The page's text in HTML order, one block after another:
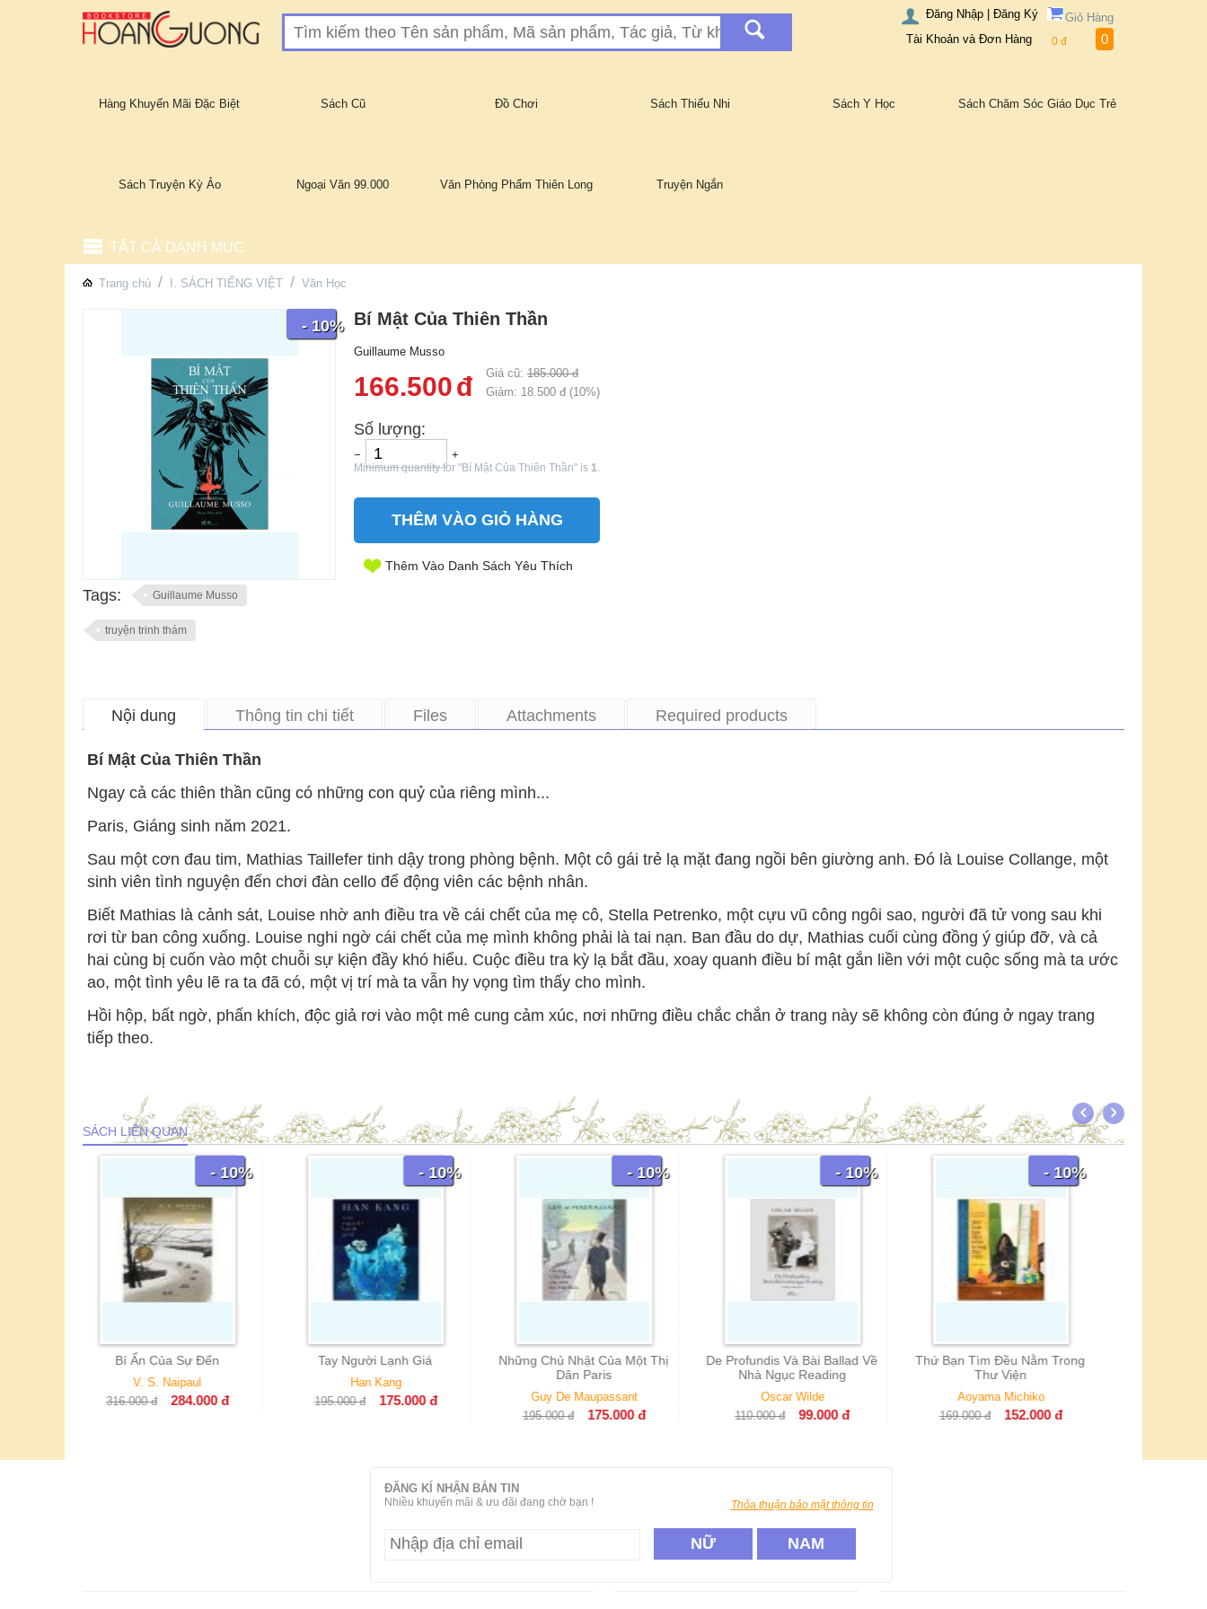
Giỏ Hàng
0đ 0
Đăng Nhập | Đăng Ký
Tài Khoản và Đơn Hàng
Hàng Khuyến Mãi Đặc Biệt Sách Cũ Đồ Chơi Sách Thiếu Nhi Sách Y Học Sách Chăm Sóc Giáo Dục Trẻ
Sách Truyện Kỳ Ảo Ngoại Văn 99.000 Văn Phòng Phẩm Thiên Long Truyện Ngắn
TẤT CẢ DANH MỤC
Trang chủ / I. SÁCH TIẾNG VIỆT / Văn Học
- 10%
Tags: Guillaume Musso
truyện trinh thám
Bí Mật Của Thiên Thần
Guillaume Musso
166.500đ Giá cũ: 185.000 đ
Giảm: 18.500 đ (10%)
Số lượng:
− +
Minimum quantity for "Bí Mật Của Thiên Thần" is 1.
THÊM VÀO GIỎ HÀNG
Thêm Vào Danh Sách Yêu Thích
Nội dung Thông tin chi tiết Files Attachments Required products
Bí Mật Của Thiên Thần
Ngay cả các thiên thần cũng có những con quỷ của riêng mình...
Paris, Giáng sinh năm 2021.
Sau một cơn đau tim, Mathias Taillefer tinh dậy trong phòng bệnh. Một cô gái trẻ lạ mặt đang ngồi bên giường anh. Đó là Louise Collange, một
sinh viên tình nguyện đến chơi đàn cello để động viên các bệnh nhân.
Biết Mathias là cảnh sát, Louise nhờ anh điều tra về cái chết của mẹ cô, Stella Petrenko, một cựu vũ công ngôi sao, người đã tử vong sau khi
rơi từ ban công xuống. Louise nghi ngờ cái chết của mẹ mình không phải là tai nạn. Ban đầu do dự, Mathias cuối cùng đồng ý giúp đỡ, và cả
hai cùng bị cuốn vào một chuỗi sự kiện đầy khó hiểu. Cuộc điều tra kỳ lạ bắt đầu, xoay quanh điều bí mật gắn liền với một cuộc sống mà ta ước
ao, một tình yêu lẽ ra ta đã có, một vị trí mà ta vẫn hy vọng tìm thấy cho mình.
Hồi hộp, bất ngờ, phấn khích, độc giả rơi vào một mê cung cảm xúc, nơi những điều chắc chắn ở trang này sẽ không còn đúng ở ngay trang
tiếp theo.
SÁCH LIÊN QUAN
Tay Người Lạnh Giá
Han Kang
195.000 đ 175.000
Những Chủ Nhật Của Một Thị
Guy De Maupassant
De Profundis Và Bài Ballad Về
Nhà Ngục Reading
Oscar Wilde
110.000 đ 99.000
Thứ Bạn Tìm Đều Nằm Trong
Thư Viện
Aoyama Michiko
169.000 đ 152.000
Mê Cung Cô Độc
Otavio Paz
173.000
ĐĂNG KÍ NHẬN BẢN TIN
Nhiều khuyến mãi & ưu đãi đang chờ bạn ! Thỏa thuận bảo mật thông tin
NỮ NAM